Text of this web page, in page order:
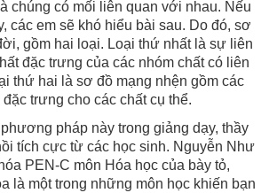
chúng có mối liên quan với nhau. Nếu
các em sẽ khó hiểu bài sau. Do đó, sơ
gồm hai loại. Loại thứ nhất là sự liên
đặc trưng của các nhóm chất có liên
thứ hai là sơ đồ mạng nhện gồm các
trưng cho các chất cụ thể.
pháp này trong giảng dạy, thầy
tích cực từ các học sinh. Nguyễn Như
PEN-C môn Hóa học của bày tỏ,
là một trong những môn học khiến bạn